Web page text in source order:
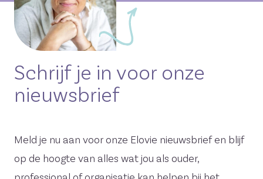
Schrijf je in voor onze
nieuwsbrief
Meld je nu aan voor onze Elovie nieuwsbrief en blijf
op de hoogte van alles wat jou als ouder,